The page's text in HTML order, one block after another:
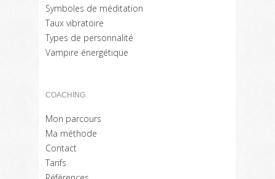
Symboles de méditation
Taux vibratoire
Types de personnalité
Vampire énergétique
COACHING
Mon parcours
Ma méthode
Contact
Tarifs